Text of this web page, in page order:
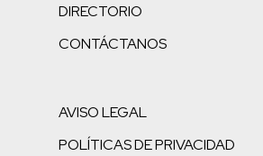
DIRECTORIO
CONTÁCTANOS
AVISO LEGAL
POLÍTICAS DE PRIVACIDAD